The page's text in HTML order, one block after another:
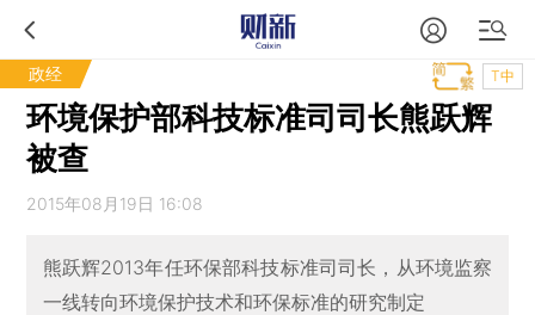
政经 T中
环境保护部科技标准司司长熊跃辉
被查
2015年08月19日 16:08
熊跃辉2013年任环保部科技标准司司长，从环境监察
一线转向环境保护技术和环保标准的研究制定